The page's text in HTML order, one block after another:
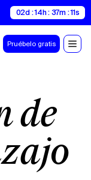
02d : 14h : 37m : 10s
Pruébelo gratis